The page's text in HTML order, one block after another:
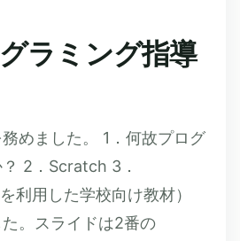
ラミング指導
めました。 1．何故プログ
2．Scratch 3．
利用した学校向け教材）
。スライドは2番の